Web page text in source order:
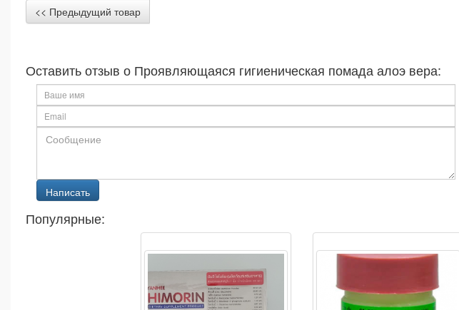
<< Предыдущий товар
Оставить отзыв о Проявляющаяся гигиеническая помада алоэ вера:
Популярные: